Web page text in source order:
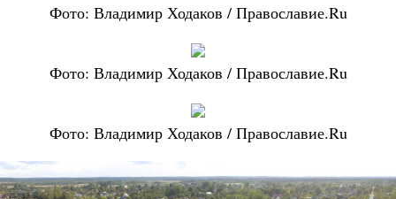
Фото: Владимир Ходаков / Православие.Ru
Фото: Владимир Ходаков / Православие.Ru
Фото: Владимир Ходаков / Православие.Ru